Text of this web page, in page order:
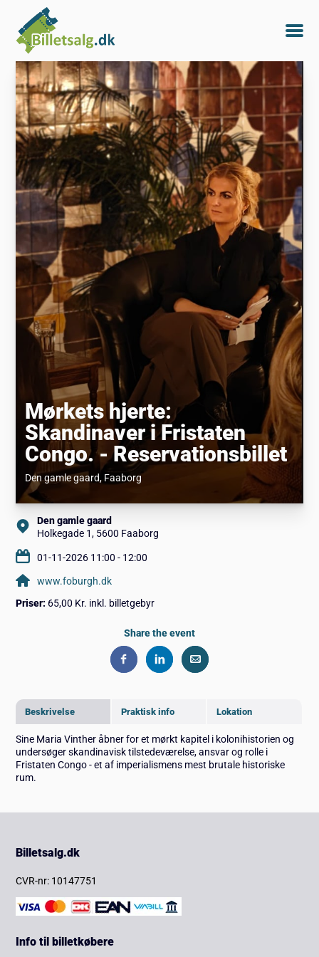
Mørkets hjerte:
Skandinaver i Fristaten
Congo. - Reservationsbillet
Den gamle gaard, Faaborg
Beskrivelse Praktisk info Lokation
Sine Maria Vinther åbner for et mørkt kapitel i kolonihistorien og
undersøger skandinavisk tilstedeværelse, ansvar og rolle i
FristatenCongo - et af imperialismens mest brutale historiske
rum.
Den gamle gaard
Holkegade 1, 5600 Faaborg
01-11-2026 11:00 - 12:00
www.foburgh.dk
Priser: 65,00 Kr. inkl. billetgebyr
Share the event
Billetsalg.dk
CVR-nr: 10147751
Info til billetkøbere